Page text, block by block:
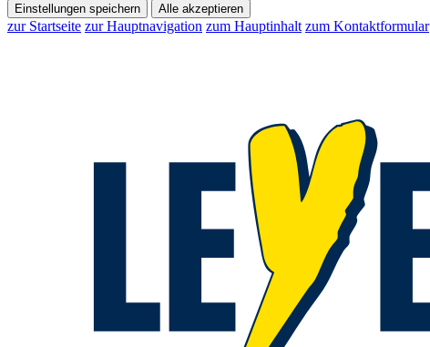
Einstellungen speichern Alle akzeptieren
zur Startseite zur Hauptnavigation zum Hauptinhalt zum Kontaktformular